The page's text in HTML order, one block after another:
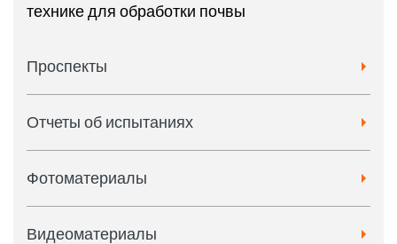
технике для обработки почвы
Проспекты
Отчеты об испытаниях
Фотоматериалы
Видеоматериалы